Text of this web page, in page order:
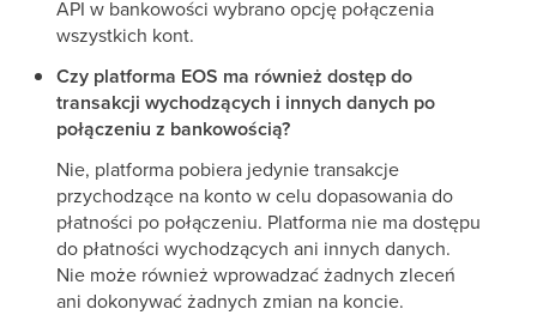
API w bankowości wybrano opcję połączenia
wszystkich kont.
Czy platforma EOS ma również dostęp do
transakcji wychodzących i innych danych po
połączeniu z bankowością?
Nie, platforma pobiera jedynie transakcje
przychodzące na konto w celu dopasowania do
płatności po połączeniu. Platforma nie ma dostępu
do płatności wychodzących ani innych danych.
Nie może również wprowadzać żadnych zleceń
ani dokonywać żadnych zmian na koncie.